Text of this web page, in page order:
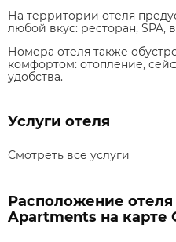
На территории отеля
любой вкус: ресторан, SPA,
Номера отеля также
комфортом: отопление,
удобства.
Услуги отеля
Смотреть все услуги
Расположение отеля
Apartments на карте